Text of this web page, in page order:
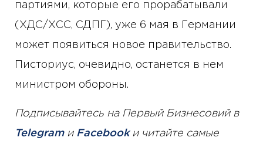
партиями, которые его прорабатывали
(ХДС/ХСС, СДПГ), уже 6 мая в Германии
может появиться новое правительство.
Писториус, очевидно, останется в нем
министром обороны.
Подписывайтесь на Первый Бизнесовий в
Telegramи Facebookи читайте самые